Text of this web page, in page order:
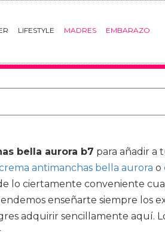
LIFESTYLE MADRES EMBARAZO
bella aurora b7 para añadir a
antimanchas bella aurora o
lo ciertamente conveniente
enseñarte siempre los
adquirir sencillamente aquí.